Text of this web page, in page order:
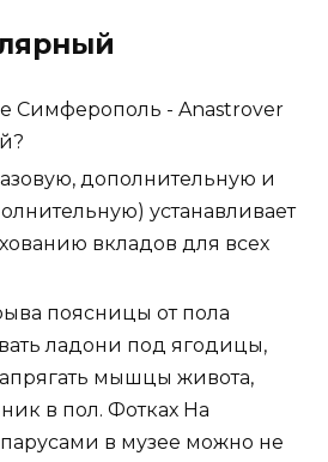
Симферополь - Anastrover
дополнительную и
устанавливает
вкладов для всех
поясницы от пола
ладони под ягодицы,
мышцы живота,
в пол. Фотках На
в музее можно не